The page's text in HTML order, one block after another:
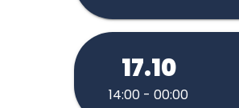
17.10
14:00 - 00:00